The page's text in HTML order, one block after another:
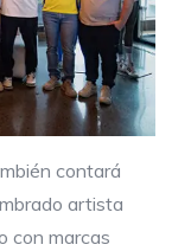
contará
artista
con marcas